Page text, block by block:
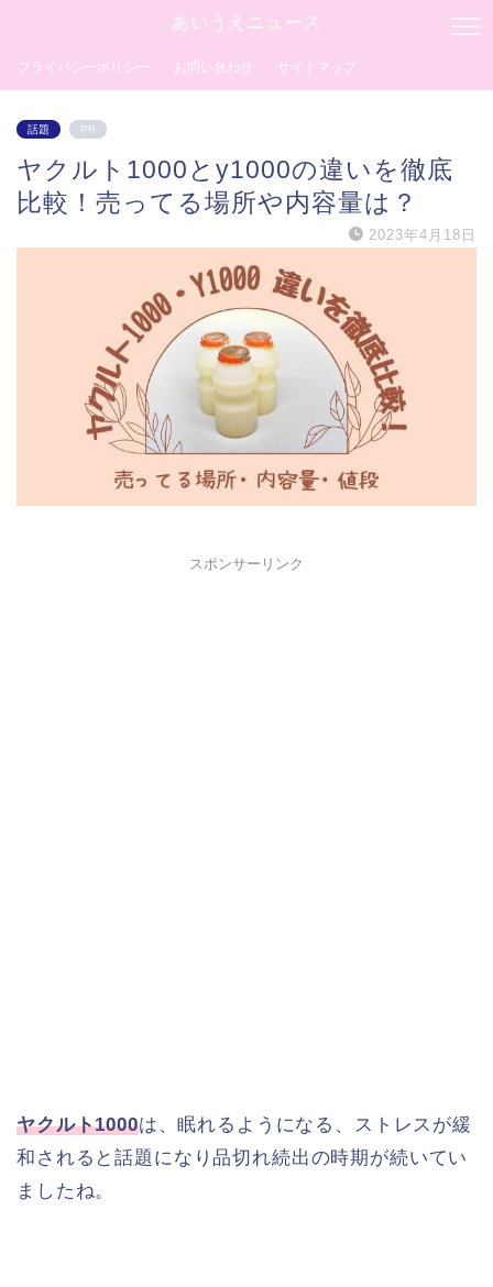
あいうえニュース
プライバシーポリシー お問い合わせ サイトマップ
話題 PR
ヤクルト1000とy1000の違いを徹底
比較！売ってる場所や内容量は？
2023年4月18日
スポンサーリンク
ヤクルト1000は、眠れるようになる、ストレスが緩
和されると話題になり品切れ続出の時期が続いてい
ましたね。